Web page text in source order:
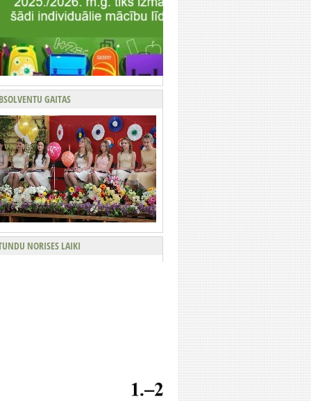
GAITAS
NORISES LAIKI